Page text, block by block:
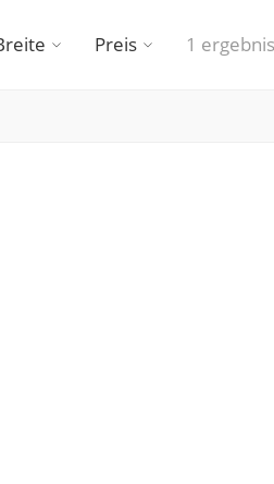
Preis 1 ergebnis